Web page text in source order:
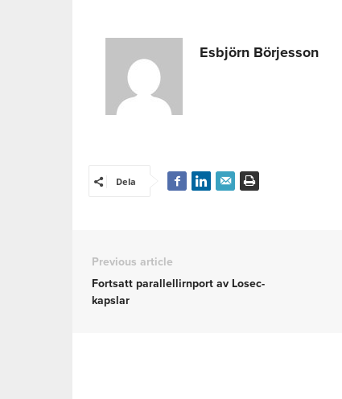
Esbjörn Börjesson
Dela
Previous article
Fortsatt parallellirnport av Losec-
kapslar